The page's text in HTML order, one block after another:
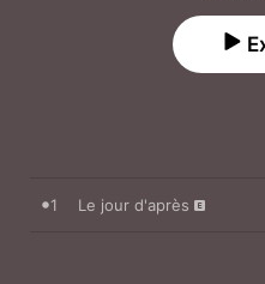
1 Le jour d'après